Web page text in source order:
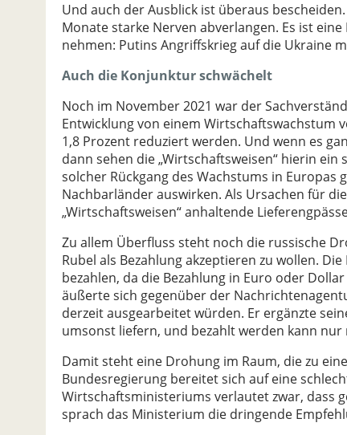
Und auch der Ausblick ist überaus
Monate starke Nerven abverlangen. Es ist
nehmen: Putins Angriffskrieg auf die Ukraine
Auch die Konjunktur schwächelt
Noch im November 2021 war der
Entwicklung von einem Wirtschaftswachstum
1,8 Prozent reduziert werden. Und wenn es
dann sehen die „Wirtschaftsweisen“ hierin ein
solcher Rückgang des Wachstums in
Nachbarländer auswirken. Als Ursachen für
„Wirtschaftsweisen“ anhaltende
Zu allem Überfluss steht noch die russische
Rubel als Bezahlung akzeptieren zu wollen.
bezahlen, da die Bezahlung in Euro oder
äußerte sich gegenüber der
derzeit ausgearbeitet würden. Er ergänzte
umsonst liefern, und bezahlt werden kann nur
Damit steht eine Drohung im Raum, die zu
Bundesregierung bereitet sich auf eine
Wirtschaftsministeriums verlautet zwar, dass
sprach das Ministerium die dringende